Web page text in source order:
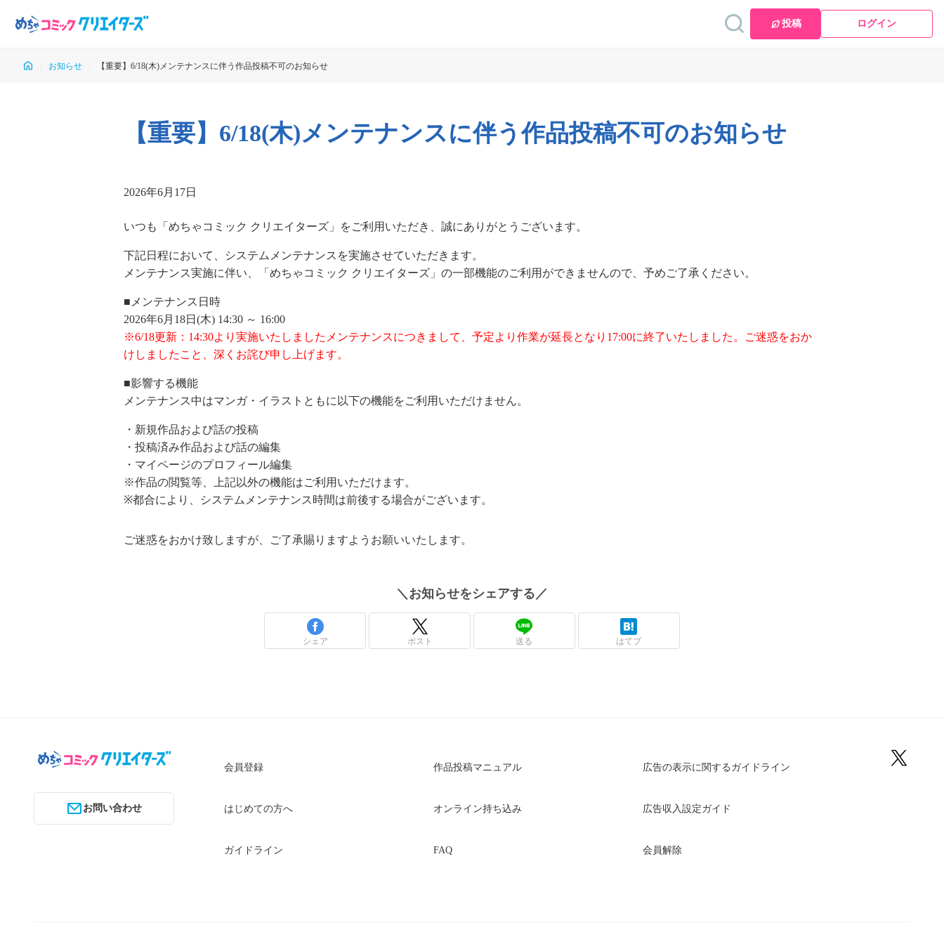
投稿 ログイン
お知らせ 【重要】6/18(木)メンテナンスに伴う作品投稿不可のお知らせ
【重要】6/18(木)メンテナンスに伴う作品投稿不可のお知らせ
2026年6月17日
いつも「めちゃコミック クリエイターズ」をご利用いただき、誠にありがとうございます。
下記日程において、システムメンテナンスを実施させていただきます。
メンテナンス実施に伴い、「めちゃコミック クリエイターズ」の一部機能のご利用ができませんので、予めご了承ください。
■メンテナンス日時
2026年6月18日(木) 14:30 ～ 16:00
※6/18更新：14:30より実施いたしましたメンテナンスにつきまして、予定より作業が延長となり17:00に終了いたしました。ご迷惑をおか
けしましたこと、深くお詫び申し上げます。
■影響する機能
メンテナンス中はマンガ・イラストともに以下の機能をご利用いただけません。
・新規作品および話の投稿
・投稿済み作品および話の編集
・マイページのプロフィール編集
※作品の閲覧等、上記以外の機能はご利用いただけます。
※都合により、システムメンテナンス時間は前後する場合がございます。
ご迷惑をおかけ致しますが、ご了承賜りますようお願いいたします。
＼ お知らせをシェアする／
シェア ポスト 送る はてブ
会員登録 作品投稿マニュアル 広告の表示に関するガイドライン
はじめての方へ オンライン持ち込み 広告収入設定ガイド
ガイドライン FAQ 会員解除
お問い合わせ